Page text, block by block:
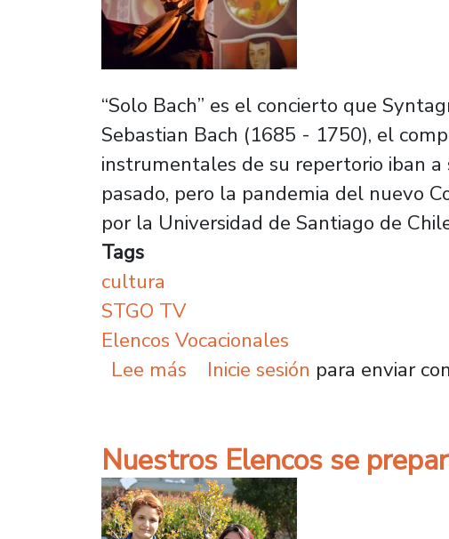
“Solo Bach” es el concierto que
Sebastian Bach (1685 - 1750), el
instrumentales de su repertorio iban
pasado, pero la pandemia del nuevo
por la Universidad de Santiago de
Tags
cultura
STGO TV
Elencos Vocacionales
Lee más sobre Elencos Usach
Inicie sesión para enviar
Nuestros Elencos se